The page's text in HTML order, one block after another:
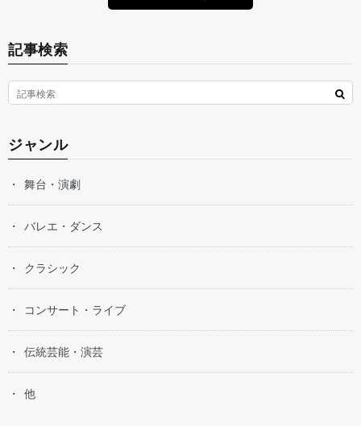
記事検索
ジャンル
舞台・演劇
バレエ・ダンス
クラシック
コンサート・ライブ
伝統芸能・演芸
他